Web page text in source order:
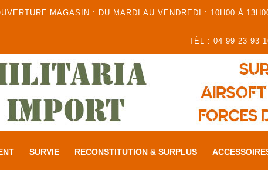
MAGASIN : DU MARDI AU VENDREDI : 10H00 À
TÉL : 04 99 23 93
SURVIE RECONSTITUTION & SURPLUS